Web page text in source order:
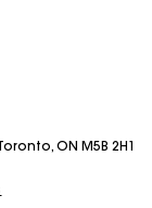
ON M5B 2H1